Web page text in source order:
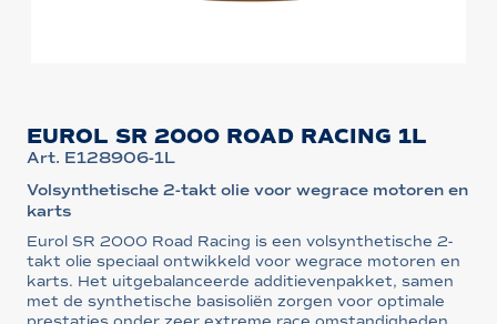
EUROL SR 2000 ROAD RACING 1L
Art. E128906-1L
Volsynthetische 2-takt olie voor wegrace motoren en
karts
Eurol SR 2000 Road Racing is een volsynthetische 2-
takt olie speciaal ontwikkeld voor wegrace motoren en
karts. Het uitgebalanceerde additievenpakket, samen
met de synthetische basisoliën zorgen voor optimale